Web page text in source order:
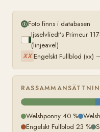
Foto finns i databasen
Ijsselvliedt's Primeur
(linjeavel)
XX Engelskt Fullblod (xx)
Welshponny 40 %
Engelskt Fullblod 23 %